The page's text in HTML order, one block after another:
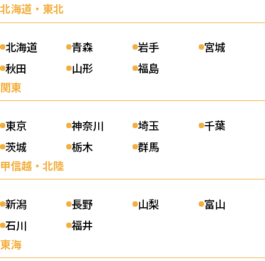
北海道・東北
北海道 青森 岩手
宮城
秋田
山形
福島
関東
東京 神奈川 埼玉
千葉
茨城
栃木
群馬
甲信越・北陸
新潟 長野 山梨
富山
石川
福井
東海